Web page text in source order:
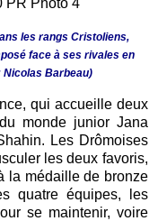
les rangs Cristoliens,
face à ses rivales en
Nicolas Barbeau)
qui accueille deux
monde junior Jana
Les Drômoises
les deux favoris,
la médaille de bronze
quatre équipes, les
se maintenir, voire